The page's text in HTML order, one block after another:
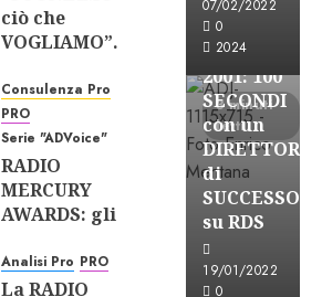
ciò che
VOGLIAMO”.
PERSONA è
ANCORA
ATTUALE?
06/08/2026
0
48
Consulenza Pro
PRO
Serie "ADVoice"
RADIO
MERCURY
AWARDS: gli
FANNO
GRANDE la
Analisi Pro PRO
La RADIO
07/02/2022
0
2024
3 minuti
letti
A-
STORIES-
2001: 100
SECONDI
con un
DIRETTORE
di
SUCCESSO
su RDS
19/01/2022
0